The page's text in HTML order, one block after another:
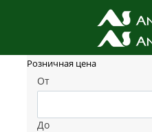
Фильтр товаров
Розничная цена
От
До